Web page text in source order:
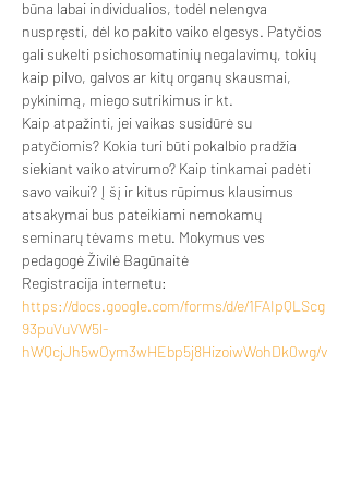
būna labai individualios, todėl nelengva
nuspręsti, dėl ko pakito vaiko elgesys. Patyčios
gali sukelti psichosomatinių negalavimų, tokių
kaip pilvo, galvos ar kitų organų skausmai,
pykinimą, miego sutrikimus ir kt.
Kaip atpažinti, jei vaikas susidūrė su
patyčiomis? Kokia turi būti pokalbio pradžia
siekiant vaiko atvirumo? Kaip tinkamai padėti
savo vaikui? Į šį ir kitus rūpimus klausimus
atsakymai bus pateikiami nemokamų
seminarų tėvams metu. Mokymus ves
pedagogė Živilė Bagūnaitė
Registracija internetu:
https://docs.google.com/forms/d/e/1FAIpQLScg
93puVuVW5l-
hWQcjJh5wOym3wHEbp5j8HizoiwWohDk0wg/v